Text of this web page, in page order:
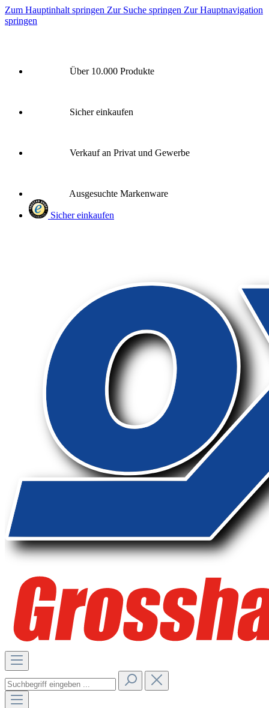
Zum Hauptinhalt springen Zur Suche springen Zur Hauptnavigation
springen
Über 10.000 Produkte
Sicher einkaufen
Verkauf an Privat und Gewerbe
Ausgesuchte Markenware
Sicher einkaufen